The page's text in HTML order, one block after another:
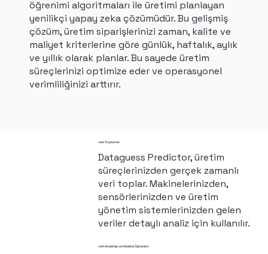
öğrenimi algoritmaları ile üretimi planlayan
yenilikçi yapay zeka çözümüdür. Bu gelişmiş
çözüm, üretim siparişlerinizi zaman, kalite ve
maliyet kriterlerine göre günlük, haftalık, aylık
ve yıllık olarak planlar. Bu sayede üretim
süreçlerinizi optimize eder ve operasyonel
verimliliğinizi arttırır.
Veri Toplama
Dataguess Predictor, üretim
süreçlerinizden gerçek zamanlı
veri toplar. Makinelerinizden,
sensörlerinizden ve üretim
yönetim sistemlerinizden gelen
veriler detaylı analiz için kullanılır.
Veri Analitiği ve Makine Öğrenimi